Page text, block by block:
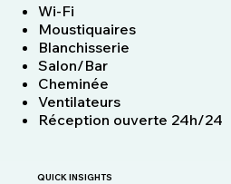
Wi-Fi
Moustiquaires
Blanchisserie
Salon/Bar
Cheminée
Ventilateurs
Réception ouverte 24h/24
QUICK INSIGHTS